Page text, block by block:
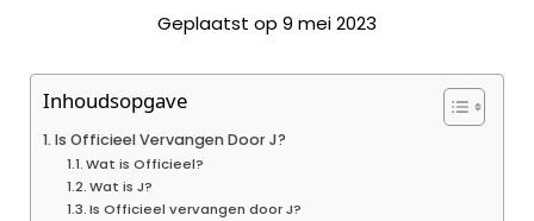
Geplaatst op 9 mei 2023
Inhoudsopgave
Is Officieel Vervangen Door J?
Wat is Officieel?
Wat is J?
Is Officieel vervangen door J?